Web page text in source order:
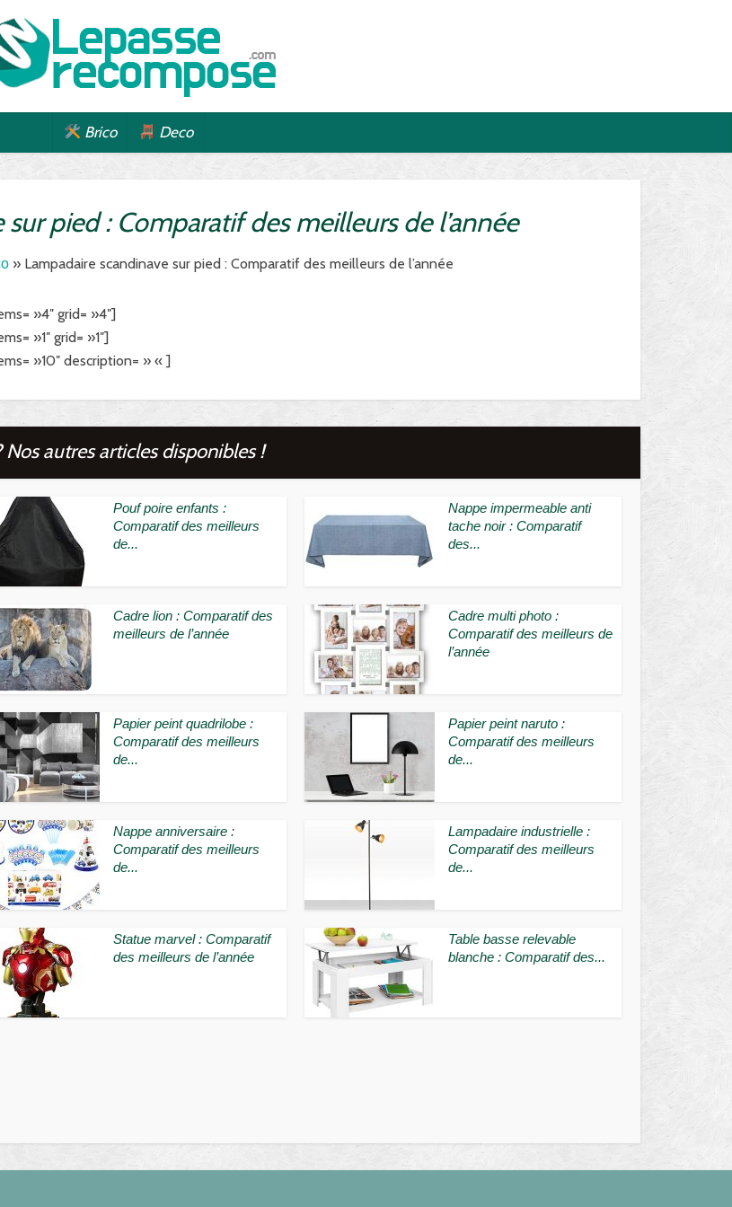
Brico Deco
pied : Comparatif des meilleurs de l’année
» Lampadaire scandinave sur pied : Comparatif des meilleurs de l’année
»4″ grid= »4″]
»1″ grid= »1″]
»10″ description= » « ]
Nos autres articles disponibles !
Pouf poire enfants :
Comparatif des meilleurs
de...
Nappe impermeable anti
tache noir : Comparatif
des...
Cadre lion : Comparatif des
meilleurs de l’année
Cadre multi photo :
Comparatif des meilleurs de
l’année
Papier peint quadrilobe :
Comparatif des meilleurs
de...
Papier peint naruto :
Comparatif des meilleurs
de...
Nappe anniversaire :
Comparatif des meilleurs
de...
Lampadaire industrielle :
Comparatif des meilleurs
de...
Statue marvel : Comparatif
des meilleurs de l’année
Table basse relevable
blanche : Comparatif des...